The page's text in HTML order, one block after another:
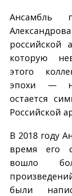
Ансамбль
российской
которую
этого
эпохи —
остается
Российской
В 2018 году
время его
вошло
были